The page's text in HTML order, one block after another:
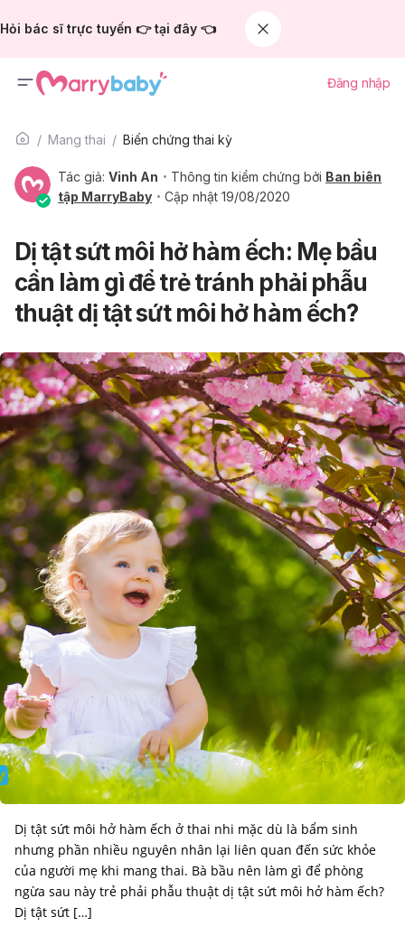
Hỏi bác sĩ trực tuyến 👉 tại đây 👈
Đăng nhập
Mang thai Biến chứng thai kỳ
Tác giả: Vinh An Thông tin kiểm chứng bởi Ban biên
tập MarryBaby
Cập nhật 19/08/2020
Dị tật sứt môi hở hàm ếch: Mẹ bầu
cần làm gì để trẻ tránh phải phẫu
thuật dị tật sứt môi hở hàm ếch?
Dị tật sứt môi hở hàm ếch ở thai nhi mặc dù là bẩm sinh
nhưng phần nhiều nguyên nhân lại liên quan đến sức khỏe
của người mẹ khi mang thai. Bà bầu nên làm gì để phòng
ngừa sau này trẻ phải phẫu thuật dị tật sứt môi hở hàm ếch?
Dị tật sứt […]